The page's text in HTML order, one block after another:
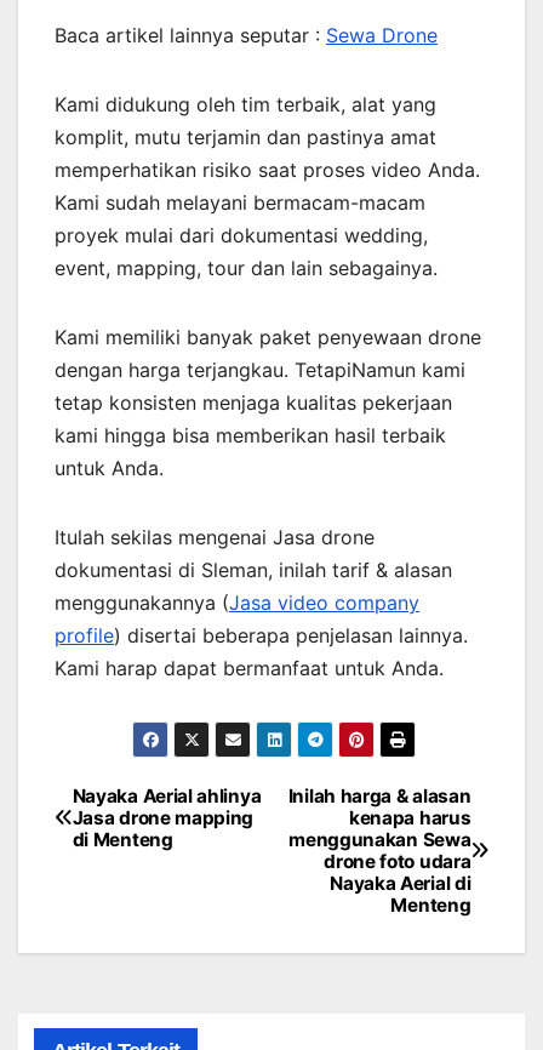
Baca artikel lainnya seputar : Sewa Drone
Kami didukung oleh tim terbaik, alat yang
komplit, mutu terjamin dan pastinya amat
memperhatikan risiko saat proses video Anda.
Kami sudah melayani bermacam-macam
proyek mulai dari dokumentasi wedding,
event, mapping, tour dan lain sebagainya.
Kami memiliki banyak paket penyewaan drone
dengan harga terjangkau. TetapiNamun kami
tetap konsisten menjaga kualitas pekerjaan
kami hingga bisa memberikan hasil terbaik
untuk Anda.
Itulah sekilas mengenai Jasa drone
dokumentasi di Sleman, inilah tarif & alasan
menggunakannya (Jasa video company
profile) disertai beberapa penjelasan lainnya.
Kami harap dapat bermanfaat untuk Anda.
Post
navigation
Inilah harga & alasan
kenapa harus
menggunakan Sewa
drone foto udara
Nayaka Aerial di
Menteng
Nayaka Aerial ahlinya
Jasa drone mapping
di Menteng